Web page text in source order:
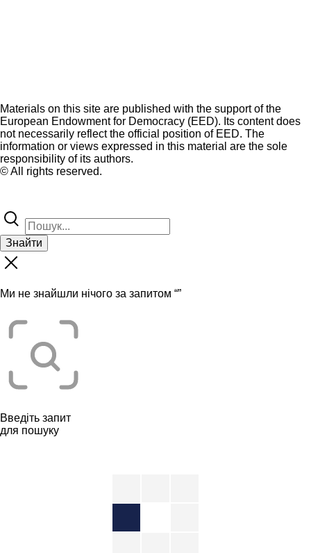
Materials on this site are published with the support of the
European Endowment for Democracy (EED). Its content does
not necessarily reflect the official position of EED. The
information or views expressed in this material are the sole
responsibility of its authors.
© All rights reserved.
Знайти
Ми не знайшли нічого за запитом “”
Введіть запит
для пошуку